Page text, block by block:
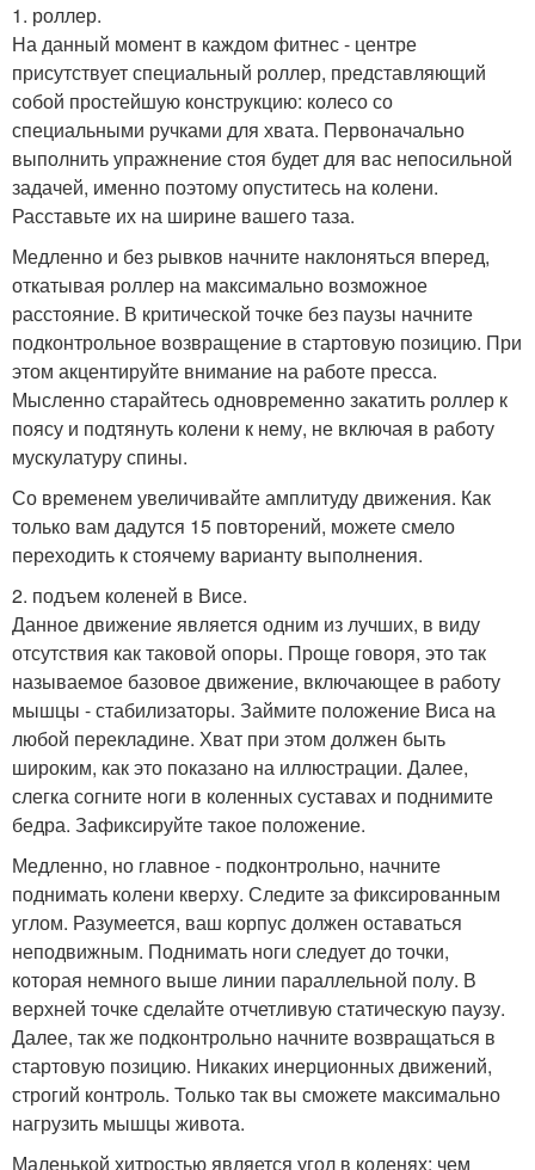
1. роллер.
На данный момент в каждом фитнес - центре
присутствует специальный роллер, представляющий
собой простейшую конструкцию: колесо со
специальными ручками для хвата. Первоначально
выполнить упражнение стоя будет для вас непосильной
задачей, именно поэтому опуститесь на колени.
Расставьте их на ширине вашего таза.
Медленно и без рывков начните наклоняться вперед,
откатывая роллер на максимально возможное
расстояние. В критической точке без паузы начните
подконтрольное возвращение в стартовую позицию. При
этом акцентируйте внимание на работе пресса.
Мысленно старайтесь одновременно закатить роллер к
поясу и подтянуть колени к нему, не включая в работу
мускулатуру спины.
Со временем увеличивайте амплитуду движения. Как
только вам дадутся 15 повторений, можете смело
переходить к стоячему варианту выполнения.
2. подъем коленей в Висе.
Данное движение является одним из лучших, в виду
отсутствия как таковой опоры. Проще говоря, это так
называемое базовое движение, включающее в работу
мышцы - стабилизаторы. Займите положение Виса на
любой перекладине. Хват при этом должен быть
широким, как это показано на иллюстрации. Далее,
слегка согните ноги в коленных суставах и поднимите
бедра. Зафиксируйте такое положение.
Медленно, но главное - подконтрольно, начните
поднимать колени кверху. Следите за фиксированным
углом. Разумеется, ваш корпус должен оставаться
неподвижным. Поднимать ноги следует до точки,
которая немного выше линии параллельной полу. В
верхней точке сделайте отчетливую статическую паузу.
Далее, так же подконтрольно начните возвращаться в
стартовую позицию. Никаких инерционных движений,
строгий контроль. Только так вы сможете максимально
нагрузить мышцы живота.
Маленькой хитростью является угол в коленях: чем